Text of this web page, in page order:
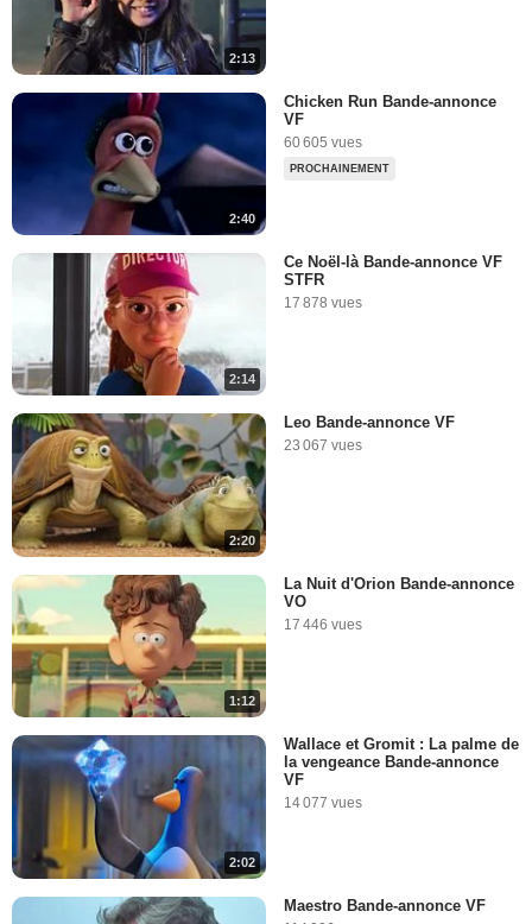
2:13
2:40
Chicken Run Bande-annonce
VF
60 605 vues
PROCHAINEMENT
2:14
Ce Noël-là Bande-annonce VF
STFR
17 878 vues
2:20
Leo Bande-annonce VF
23 067 vues
1:12
La Nuit d'Orion Bande-annonce
VO
17 446 vues
2:02
Wallace et Gromit : La palme de
la vengeance Bande-annonce
VF
14 077 vues
Maestro Bande-annonce VF